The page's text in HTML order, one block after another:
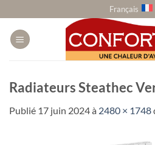
au
contenu
Français
Radiateurs Steathec
Publié 17 juin 2024à 2480 × 1748